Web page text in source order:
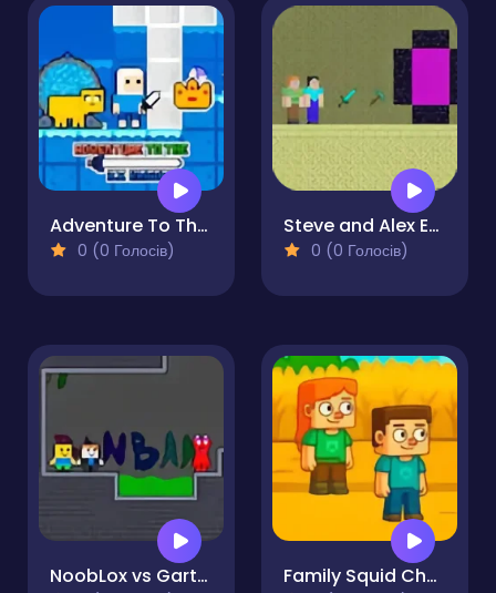
Adventure To The Ice Kingdom
0 (0 Голосів)
Steve and Alex Ender World
0 (0 Голосів)
NoobLox vs Garten 2 Player Family Squid Challenge